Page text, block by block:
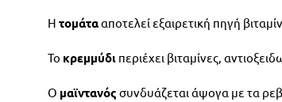
Η τομάτααποτελεί εξαιρετική πηγή
Το κρεμμύδι περιέχει βιταμίνες,
Ο μαϊντανός συνδυάζεται άψογα με τα